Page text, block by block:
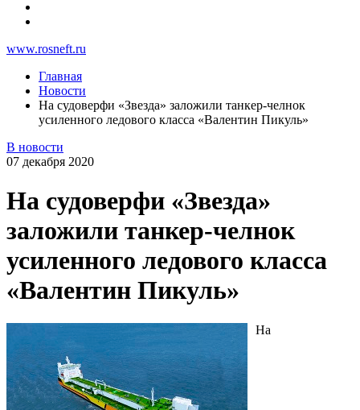
www.rosneft.ru
Главная
Новости
На судоверфи «Звезда» заложили танкер-челнок
усиленного ледового класса «Валентин Пикуль»
В новости
07 декабря 2020
На судоверфи «Звезда»
заложили танкер-челнок
усиленного ледового класса
«Валентин Пикуль»
На